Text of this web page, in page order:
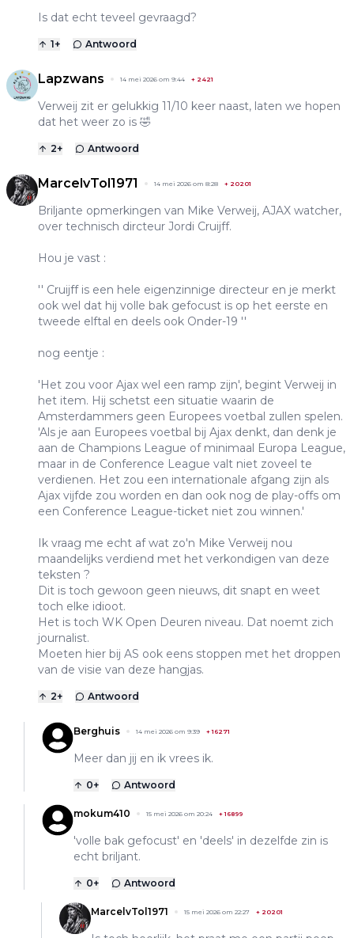
Is dat echt teveel gevraagd?
1+ Antwoord
Lapzwans 14 mei 2026 om 9:44 + 2421
Verweij zit er gelukkig 11/10 keer naast, laten we hopen
dat het weer zo is 🤣
2+ Antwoord
MarcelvTol1971 14 mei 2026 om 8:28 + 20201
Briljante opmerkingen van Mike Verweij, AJAX watcher,
over technisch dircteur Jordi Cruijff.
Hou je vast :
'' Cruijff is een hele eigenzinnige directeur en je merkt
ook wel dat hij volle bak gefocust is op het eerste en
tweede elftal en deels ook Onder-19 ''
nog eentje :
'Het zou voor Ajax wel een ramp zijn', begint Verweij in
het item. Hij schetst een situatie waarin de
Amsterdammers geen Europees voetbal zullen spelen.
'Als je aan Europees voetbal bij Ajax denkt, dan denk je
aan de Champions League of minimaal Europa League,
maar in de Conference League valt niet zoveel te
verdienen. Het zou een internationale afgang zijn als
Ajax vijfde zou worden en dan ook nog de play-offs om
een Conference League-ticket niet zou winnen.'
Ik vraag me echt af wat zo'n Mike Verweij nou
maandelijks verdiend met het verkondigen van deze
teksten ?
Dit is toch gewoon geen nieuws, dit snapt en weet
toch elke idioot.
Het is toch WK Open Deuren niveau. Dat noemt zich
journalist.
Moeten hier bij AS ook eens stoppen met het droppen
van de visie van deze hangjas.
2+ Antwoord
Berghuis 14 mei 2026 om 9:39 +16271
Meer dan jij en ik vrees ik.
0+ Antwoord
mokum410 15 mei 2026 om 20:24 +16899
'volle bak gefocust' en 'deels' in dezelfde zin is
echt briljant.
0+ Antwoord
MarcelvTol1971 15 mei 2026 om 22:27 + 20201